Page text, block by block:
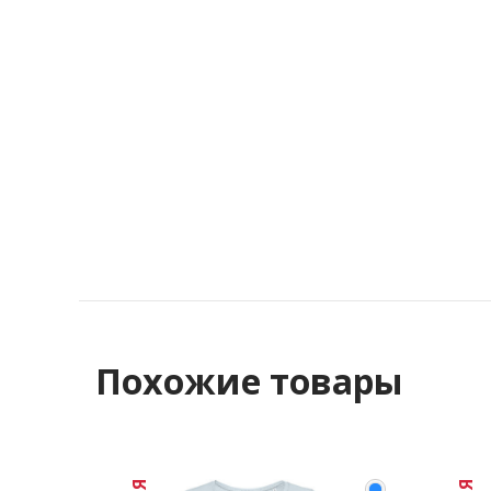
Похожие товары